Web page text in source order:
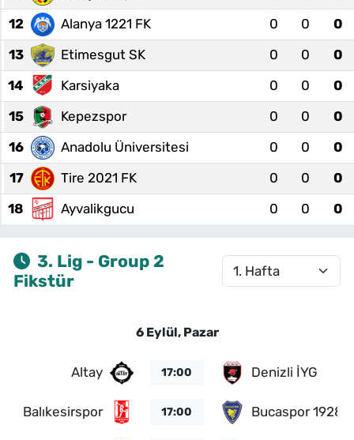
12
Alanya 1221 FK 0 0
0
13
Etimesgut SK 0 0
0
14
Karsiyaka 0 0
0
15
Kepezspor 0 0
0
16
Anadolu Üniversitesi 0 0
0
17
Tire 2021 FK 0 0
0
18
Ayvalikgucu 0 0 0
3. Lig - Group 2
Fikstür
6 Eylül, Pazar
Altay 17:00 Denizli İYG
Balıkesirspor 17:00 Bucaspor 1928